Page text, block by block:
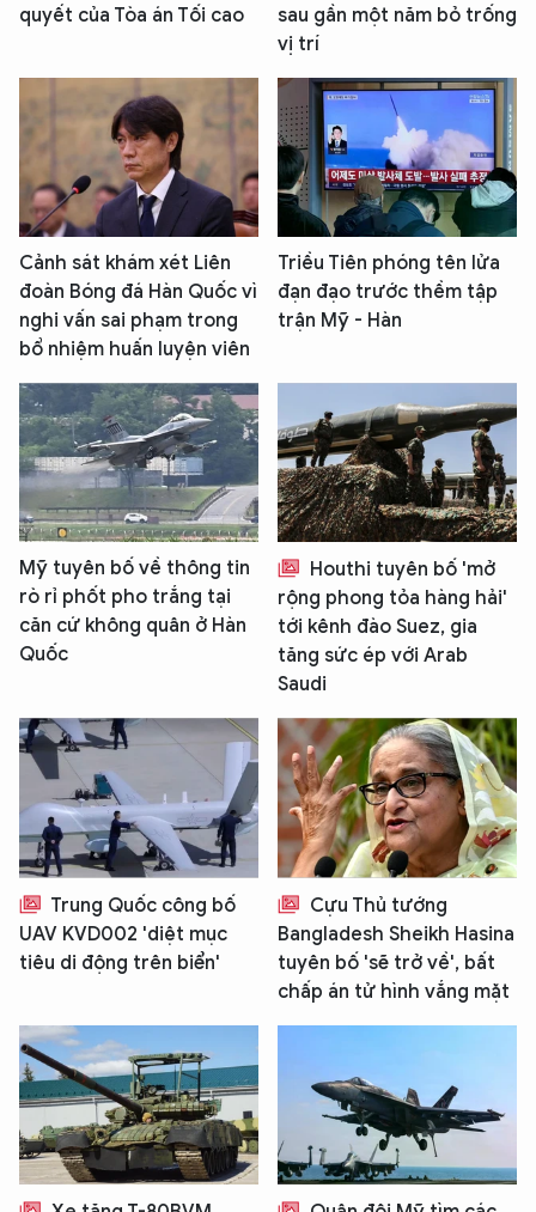
quyết của Tòa án Tối cao
sau gần một năm bỏ trống
vị trí
Cảnh sát khám xét Liên
đoàn Bóng đá Hàn Quốc vì
nghi vấn sai phạm trong
bổ nhiệm huấn luyện viên
Triều Tiên phóng tên lửa
đạn đạo trước thềm tập
trận Mỹ - Hàn
Mỹ tuyên bố về thông tin
rò rỉ phốt pho trắng tại
căn cứ không quân ở Hàn
Quốc
Houthi tuyên bố 'mở
rộng phong tỏa hàng hải'
tới kênh đào Suez, gia
tăng sức ép với Arab
Saudi
Trung Quốc công bố
UAV KVD002 'diệt mục
tiêu di động trên biển'
Cựu Thủ tướng
Bangladesh Sheikh Hasina
tuyên bố 'sẽ trở về', bất
chấp án tử hình vắng mặt